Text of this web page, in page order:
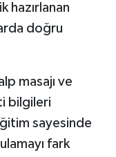
hazırlanan
doğru
masajı ve
bilgileri
sayesinde
fark